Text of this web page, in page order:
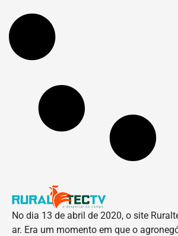
No dia 13 de abril de 2020, o site
ar. Era um momento em que o